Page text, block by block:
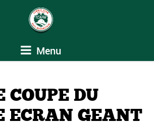
Menu
DU
ECRAN GEANT